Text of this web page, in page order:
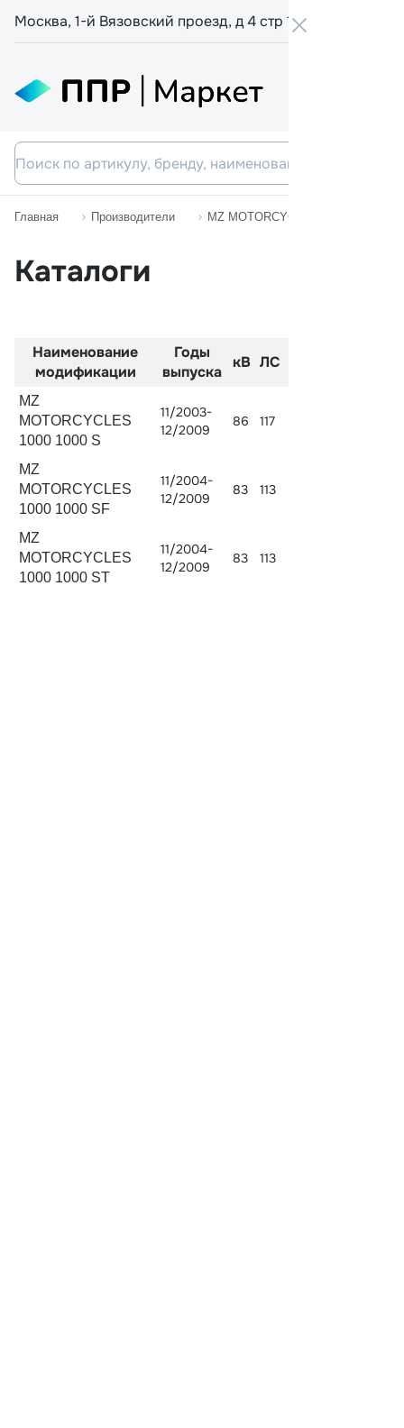
Москва, 1-й Вязовский проезд, д 4 стр 19
Главная Производители MZ MOTORCYCLES
Каталоги
Наименование
модификации
Годы
выпуска
кВ ЛС
MZ
MOTORCYCLES
1000 1000 S
11/2003-
12/2009
86 117
MZ
MOTORCYCLES
1000 1000 SF
11/2004-
12/2009
83 113
MZ
MOTORCYCLES
1000 1000 ST
11/2004-
12/2009
83 113